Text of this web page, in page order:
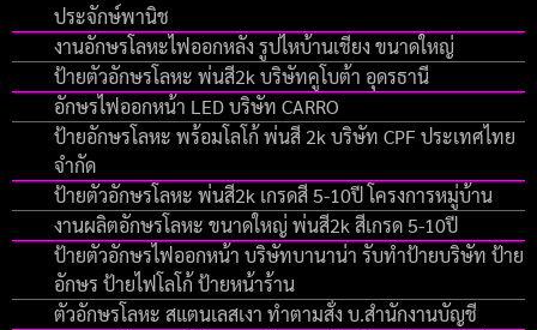
ประจักษ์พานิช
งานอักษรโลหะไฟออกหลัง รูปไหบ้านเชียง ขนาดใหญ่
ป้ายตัวอักษรโลหะ พ่นสี2k บริษัทคูโบต้า อุดรธานี
อักษรไฟออกหน้า LED บริษัท CARRO
ป้ายอักษรโลหะ พร้อมโลโก้ พ่นสี 2k บริษัท CPF ประเทศไทย
จำกัด
ป้ายตัวอักษรโลหะ พ่นสี2k เกรดสี 5-10ปี โครงการหมู่บ้าน
งานผลิตอักษรโลหะ ขนาดใหญ่ พ่นสี2k สีเกรด 5-10ปี
ป้ายตัวอักษรไฟออกหน้า บริษัทบานาน่า รับทำป้ายบริษัท ป้าย
อักษร ป้ายไฟโลโก้ ป้ายหน้าร้าน
ตัวอักษรโลหะ สแตนเลสเงา ทำตามสั่ง บ.สำนักงานบัญชี